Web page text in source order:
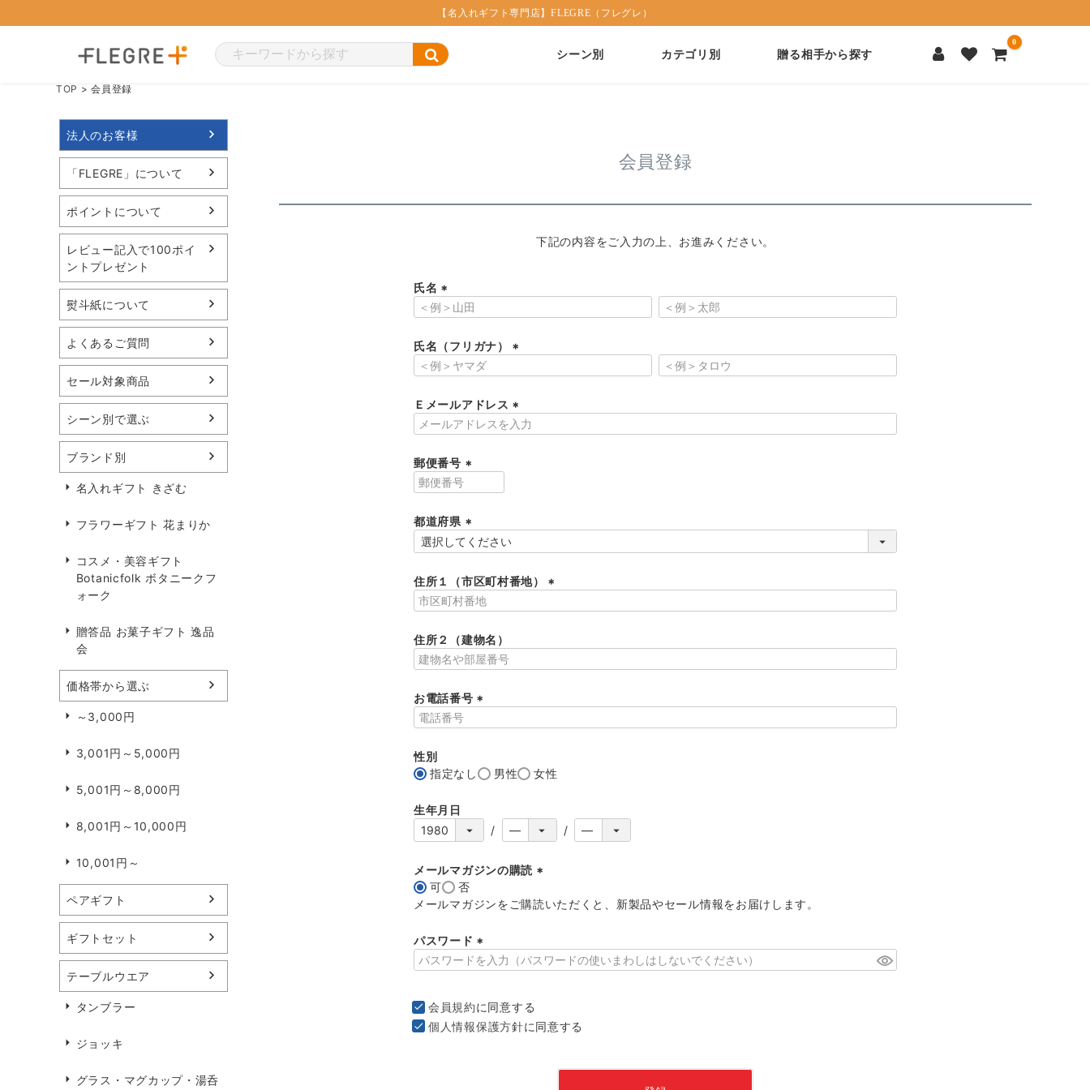
【名入れギフト専門店】FLEGRE（フレグレ）
シーン別 カテゴリ別 贈る相手から探す
0
TOP 会員登録
法人のお客様
「FLEGRE」について
ポイントについて
レビュー記入で100ポイ
ントプレゼント
熨斗紙について
よくあるご質問
セール対象商品
シーン別で選ぶ
ブランド別
名入れギフト きざむ
フラワーギフト 花まりか
コスメ・美容ギフト
Botanicfolk ボタニークフ
ォーク
贈答品 お菓子ギフト 逸品
会
価格帯から選ぶ
～3,000円
3,001円～5,000円
5,001円～8,000円
8,001円～10,000円
10,001円～
ペアギフト
ギフトセット
テーブルウエア
タンブラー
ジョッキ
グラス・マグカップ・湯呑
会員登録
下記の内容をご入力の上、お進みください。
氏名
(
須
氏名（フリガナ）
須
)
Ｅメールアドレス
(
郵便番号
須
)
都道府県
(
須
)
住所１（市区町村番地）
住所２（建物名）
お電話番号
)
性別
指定なし
男性 女性
生年月日
メールマガジンの購読
必
可
否
メールマガジンをご購読いただくと、新製品やセール情報をお届けします。
パスワード
(
)
会員規約に同意する
個人情報保護方針に同意する